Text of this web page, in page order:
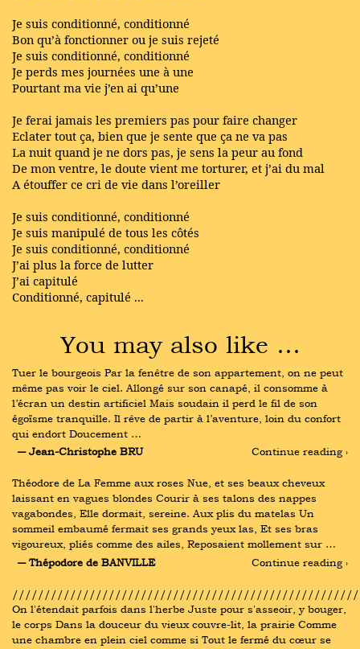
Je suis conditionné, conditionné
Bon qu’à fonctionner ou je suis rejeté
Je suis conditionné, conditionné
Je perds mes journées une à une
Pourtant ma vie j’en ai qu’une
Je ferai jamais les premiers pas pour faire changer
Eclater tout ça, bien que je sente que ça ne va pas
La nuit quand je ne dors pas, je sens la peur au fond
De mon ventre, le doute vient me torturer, et j’ai du mal
A étouffer ce cri de vie dans l’oreiller
Je suis conditionné, conditionné
Je suis manipulé de tous les côtés
Je suis conditionné, conditionné
J’ai plus la force de lutter
J’ai capitulé
Conditionné, capitulé ...
You may also like …
Tuer le bourgeois Par la fenêtre de son appartement, on ne peut
même pas voir le ciel. Allongé sur son canapé, il consomme à
l’écran un destin artificiel Mais soudain il perd le fil de son
égoïsme tranquille. Il rêve de partir à l’aventure, loin du confort
qui endort Doucement …
― Jean-Christophe BRU
Continue reading ›
Théodore de La Femme aux roses Nue, et ses beaux cheveux
laissant en vagues blondes Courir à ses talons des nappes
vagabondes, Elle dormait, sereine. Aux plis du matelas Un
sommeil embaumé fermait ses grands yeux las, Et ses bras
vigoureux, pliés comme des ailes, Reposaient mollement sur …
― Thépodore de BANVILLE
Continue reading ›
On l'étendait parfois dans l'herbe Juste pour s'asseoir, y bouger,
le corps Dans la douceur du vieux couvre-lit, la prairie Comme
une chambre en plein ciel comme si Tout le fermé du cœur se